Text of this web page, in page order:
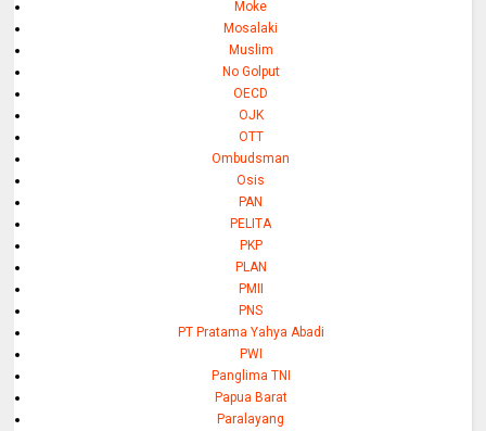
Moke
Mosalaki
Muslim
No Golput
OECD
OJK
OTT
Ombudsman
Osis
PAN
PELITA
PKP
PLAN
PMII
PNS
PT Pratama Yahya Abadi
PWI
Panglima TNI
Papua Barat
Paralayang